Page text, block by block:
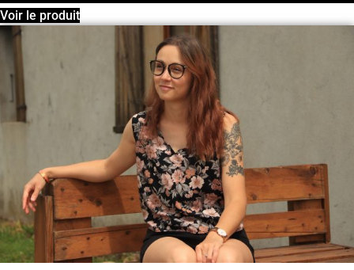
Voir le produit